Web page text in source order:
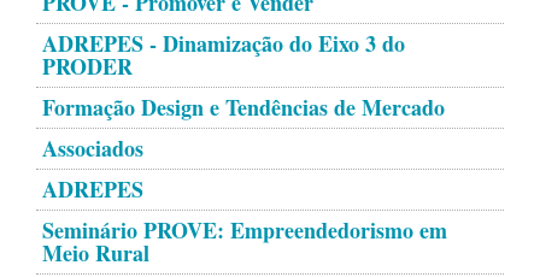
ADREPES - Dinamização do Eixo 3 do
PRODER
Formação Design e Tendências de Mercado
Associados
ADREPES
Seminário PROVE: Empreendedorismo em
Meio Rural